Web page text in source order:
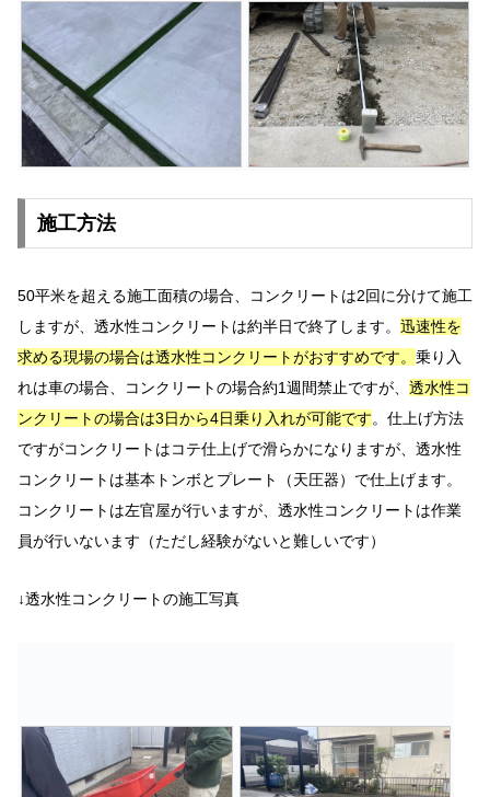
施工方法
50平米を超える施工面積の場合、コンクリートは2回に分けて施工
しますが、透水性コンクリートは約半日で終了します。 迅速性を
求める現場の場合は透水性コンクリートがおすすめです。 乗り入
れは車の場合、コンクリートの場合約1週間禁止ですが、 透水性コ
ンクリートの場合は3日から4日乗り入れが可能です。仕上げ方法
ですがコンクリートはコテ仕上げで滑らかになりますが、透水性
コンクリートは基本トンボとプレート（天圧器）で仕上げます。
コンクリートは左官屋が行いますが、透水性コンクリートは作業
員が行いないます（ただし経験がないと難しいです）
↓透水性コンクリートの施工写真